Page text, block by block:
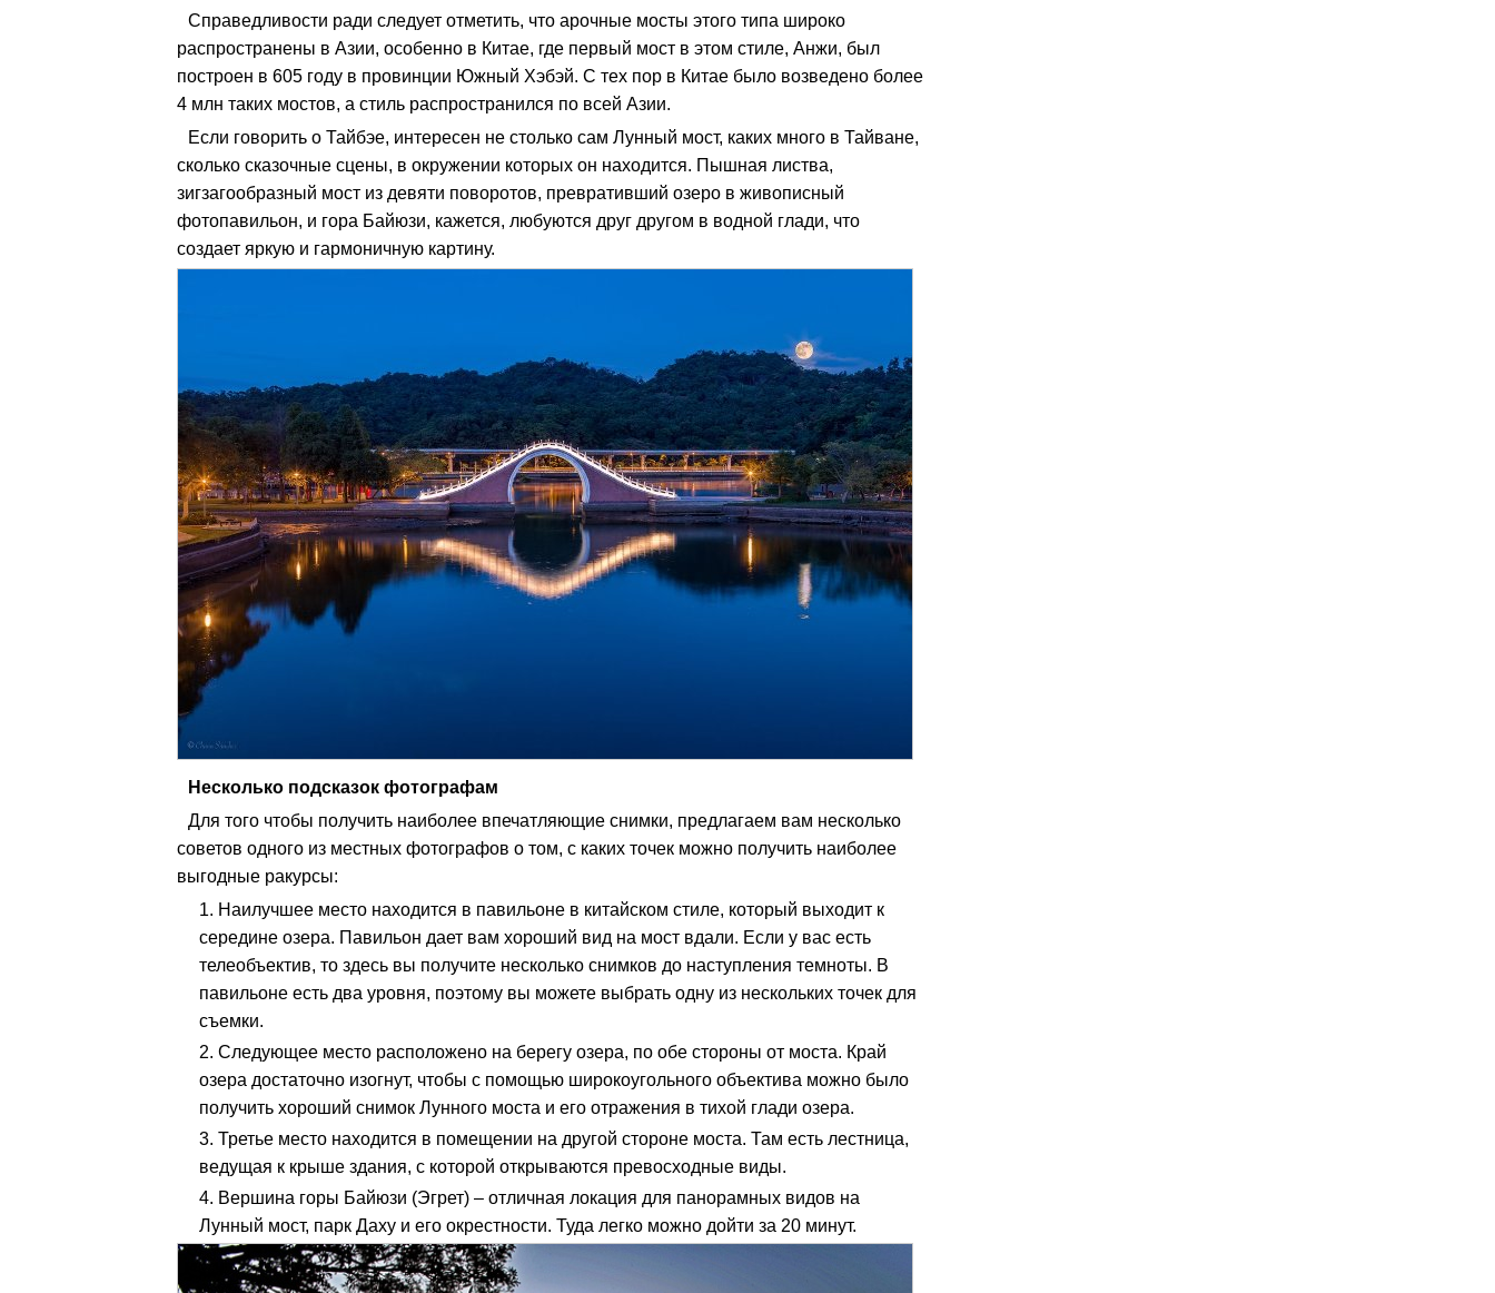
Справедливости ради следует отметить, что арочные мосты этого типа широко
распространены в Азии, особенно в Китае, где первый мост в этом стиле, Анжи, был
построен в 605 году в провинции Южный Хэбэй. С тех пор в Китае было возведено более
4 млн таких мостов, а стиль распространился по всей Азии.
Если говорить о Тайбэе, интересен не столько сам Лунный мост, каких много в Тайване,
сколько сказочные сцены, в окружении которых он находится. Пышная листва,
зигзагообразный мост из девяти поворотов, превративший озеро в живописный
фотопавильон, и гора Байюзи, кажется, любуются друг другом в водной глади, что
создает яркую и гармоничную картину.
Несколько подсказок фотографам
Для того чтобы получить наиболее впечатляющие снимки, предлагаем вам несколько
советов одного из местных фотографов о том, с каких точек можно получить наиболее
выгодные ракурсы:
Наилучшее место находится в павильоне в китайском стиле, который выходит к
середине озера. Павильон дает вам хороший вид на мост вдали. Если у вас есть
телеобъектив, то здесь вы получите несколько снимков до наступления темноты. В
павильоне есть два уровня, поэтому вы можете выбрать одну из нескольких точек для
съемки.
Следующее место расположено на берегу озера, по обе стороны от моста. Край
озера достаточно изогнут, чтобы с помощью широкоугольного объектива можно было
получить хороший снимок Лунного моста и его отражения в тихой глади озера.
Третье место находится в помещении на другой стороне моста. Там есть лестница,
ведущая к крыше здания, с которой открываются превосходные виды.
Вершина горы Байюзи (Эгрет) – отличная локация для панорамных видов на
Лунный мост, парк Даху и его окрестности. Туда легко можно дойти за 20 минут.